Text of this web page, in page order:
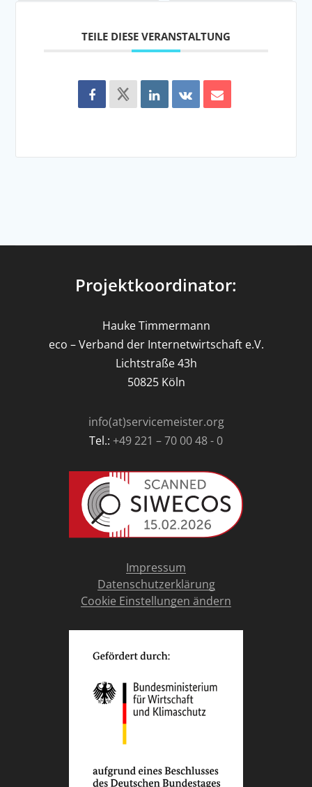
TEILE DIESE VERANSTALTUNG
Projektkoordinator:
Hauke Timmermann
eco – Verband der Internetwirtschaft e.V.
Lichtstraße 43h
50825 Köln
info(at)servicemeister.org
Tel.: +49 221 – 70 00 48 - 0
Impressum
Datenschutzerklärung
Cookie Einstellungen ändern